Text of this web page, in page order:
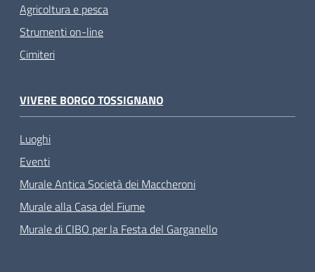
Agricoltura e pesca
Strumenti on-line
Cimiteri
VIVERE BORGO TOSSIGNANO
Luoghi
Eventi
Murale Antica Società dei Maccheroni
Murale alla Casa del Fiume
Murale di CIBO per la Festa del Garganello